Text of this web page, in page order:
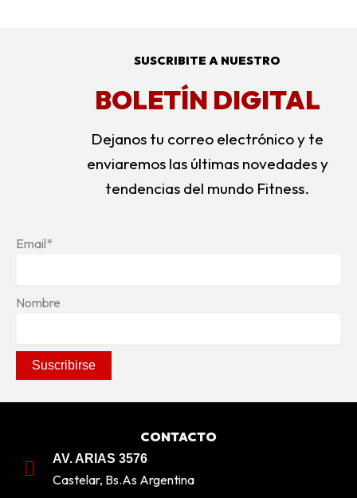
SUSCRIBITE A NUESTRO
BOLETÍN DIGITAL
Dejanos tu correo electrónico y te
enviaremos las últimas novedades y
tendencias del mundo Fitness.
Email*
Nombre
CONTACTO
AV. ARIAS 3576
Castelar, Bs.As Argentina